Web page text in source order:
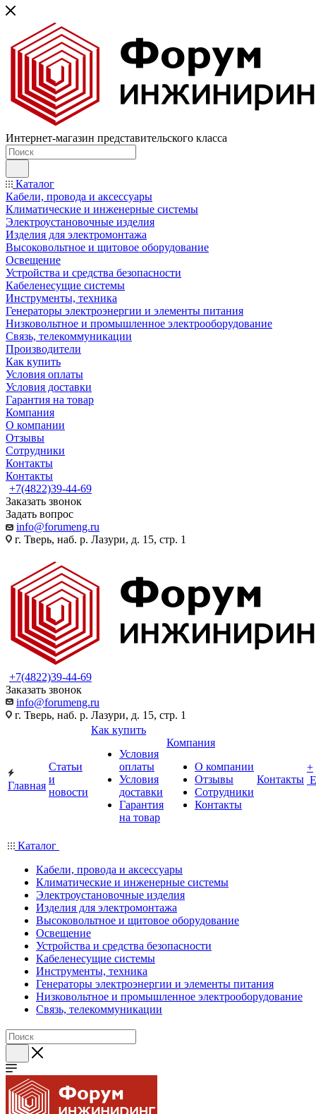
Интернет-магазин представительского класса
Каталог
Кабели, провода и аксессуары
Климатические и инженерные системы
Электроустановочные изделия
Изделия для электромонтажа
Высоковольтное и щитовое оборудование
Освещение
Устройства и средства безопасности
Кабеленесущие системы
Инструменты, техника
Генераторы электроэнергии и элементы питания
Низковольтное и промышленное электрооборудование
Связь, телекоммуникации
Производители
Как купить
Условия оплаты
Условия доставки
Гарантия на товар
Компания
О компании
Отзывы
Сотрудники
Контакты
Контакты
+7(4822)39-44-69
Заказать звонок
Задать вопрос
info@forumeng.ru
г. Тверь, наб. р. Лазури, д. 15, стр. 1
+7(4822)39-44-69
Заказать звонок
info@forumeng.ru
г. Тверь, наб. р. Лазури, д. 15, стр. 1
Главная
Статьи
и
новости
Как купить
Условия
оплаты
Условия
доставки
Гарантия
на товар
Компания
О компании
Отзывы
Сотрудники
Контакты
Контакты
+
Каталог
Кабели, провода и аксессуары
Климатические и инженерные системы
Электроустановочные изделия
Изделия для электромонтажа
Высоковольтное и щитовое оборудование
Освещение
Устройства и средства безопасности
Кабеленесущие системы
Инструменты, техника
Генераторы электроэнергии и элементы питания
Низковольтное и промышленное электрооборудование
Связь, телекоммуникации